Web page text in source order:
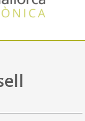
Accés i seguretat
Utilitats
Ajuda